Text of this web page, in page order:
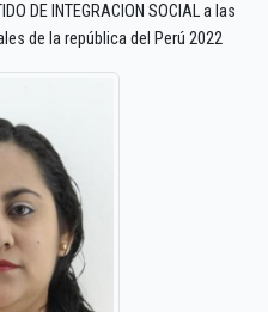
DE INTEGRACION SOCIAL a las
de la república del Perú 2022